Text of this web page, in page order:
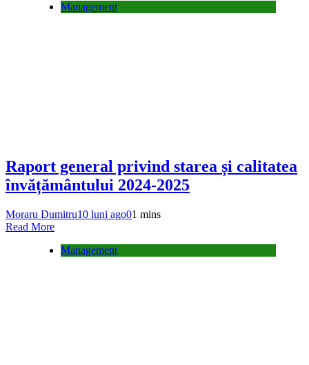
Management
Raport general privind starea și calitatea
învățământului 2024-2025
Moraru Dumitru10 luni ago01 mins
Read More
Management